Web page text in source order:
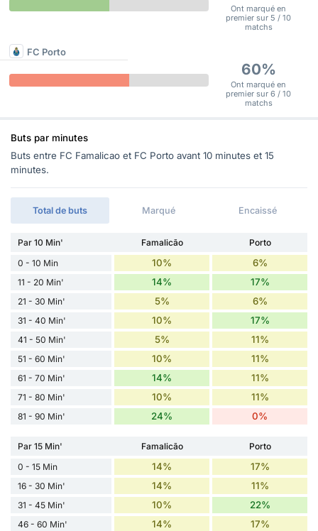
Ont marqué en
premier sur 5 / 10
matchs
FC Porto
60%
Ont marqué en
premier sur 6 / 10
matchs
Buts par minutes
Buts entre FC Famalicao et FC Porto avant 10 minutes et 15
minutes.
Total de buts Marqué Encaissé
Par 10 Min' Famalicão
Porto
0 - 10 Min
10% 6%
11 - 20 Min' 14% 17%
21 - 30 Min' 5% 6%
31 - 40 Min' 10% 17%
41 - 50 Min' 5% 11%
51 - 60 Min' 10% 11%
61 - 70 Min' 14% 11%
71 - 80 Min' 10% 11%
81 - 90 Min' 24% 0%
Par 15 Min' Famalicão
Porto
0 - 15 Min
14% 17%
16 - 30 Min' 14% 11%
31 - 45 Min' 10% 22%
46 - 60 Min' 14% 17%